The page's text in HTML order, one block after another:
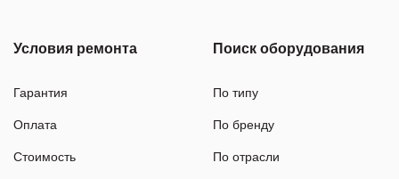
Условия ремонта
Гарантия
Оплата
Стоимость
Поиск оборудования
По типу
По бренду
По отрасли